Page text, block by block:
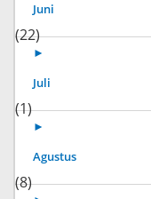
Juni
(22)
►
Juli
(1)
►
Agustus
(8)